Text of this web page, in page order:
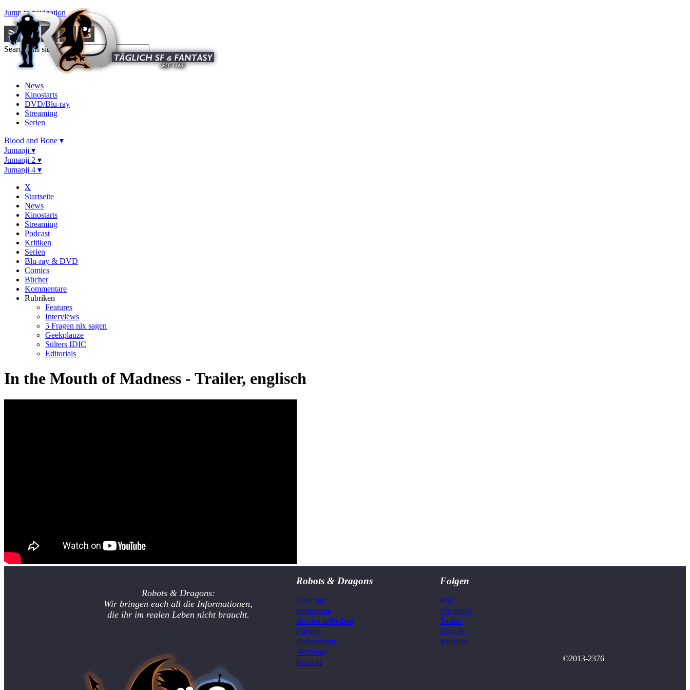
Jump to navigation
Search this site
News
Kinostarts
DVD/Blu-ray
Streaming
Serien
Blood and Bone ▾
Jumanji ▾
Jumanji 2 ▾
Jumanji 4 ▾
X
Startseite
News
Kinostarts
Streaming
Podcast
Kritiken
Serien
Blu-ray & DVD
Comics
Bücher
Kommentare
Rubriken
Features
Interviews
5 Fragen nix sagen
Geekplauze
Sülters IDIC
Editorials
In the Mouth of Madness - Trailer, englisch
Robots & Dragons:
Wir bringen euch all die Informationen,
die ihr im realen Leben nicht braucht.
Robots & Dragons
Über uns
Impressum
Bei uns schreiben
Partner
Datenschutz
Werbung
Kontakt
Folgen
RSS
Facebook
Twitter
Google+
YouTube
©2013-2376